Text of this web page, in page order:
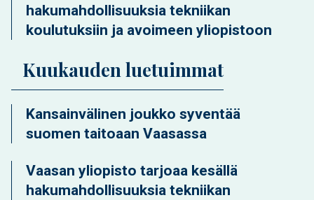
hakumahdollisuuksia tekniikan
koulutuksiin ja avoimeen yliopistoon
Kuukauden luetuimmat
Kansainvälinen joukko syventää
suomen taitoaan Vaasassa
Vaasan yliopisto tarjoaa kesällä
hakumahdollisuuksia tekniikan